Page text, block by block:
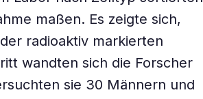
maßen. Es zeigte sich,
radioaktiv markierten
wandten sich die Forscher
sie 30 Männern und